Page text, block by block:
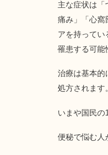
主な症状は「
痛み」「心窩
アを持ってい
罹患する可能
治療は基本的
処方されます
いまや国民の
便秘で悩む人